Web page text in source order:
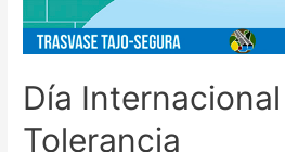
Día
Tolerancia